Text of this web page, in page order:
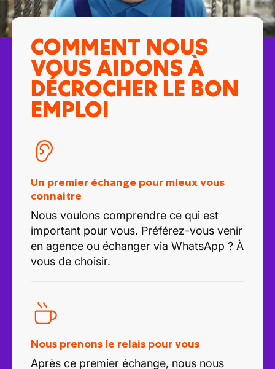
COMMENT NOUS
VOUS AIDONS À
DÉCROCHER LE BON
EMPLOI
Un premier échange pour mieux vous
connaitre
Nous voulons comprendre ce qui est
important pour vous. Préférez-vous venir
en agence ou échanger via WhatsApp ? À
vous de choisir.
Nous prenons le relais pour vous
Après ce premier échange, nous nous